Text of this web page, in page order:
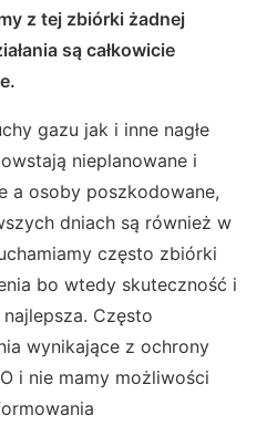
z tej zbiórki żadnej
są całkowicie
gazu jak i inne nagłe
nieplanowane i
a osoby poszkodowane,
dniach są również w
często zbiórki
bo wtedy skuteczność i
Często
wynikające z ochrony
i nie mamy możliwości